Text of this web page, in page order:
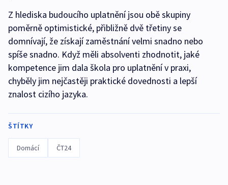
Z hlediska budoucího uplatnění jsou obě skupiny
poměrně optimistické, přibližně dvě třetiny se
domnívají, že získají zaměstnání velmi snadno nebo
spíše snadno. Když měli absolventi zhodnotit, jaké
kompetence jim dala škola pro uplatnění v praxi,
chyběly jim nejčastěji praktické dovednosti a lepší
znalost cizího jazyka.
ŠTÍTKY
Domácí ČT24